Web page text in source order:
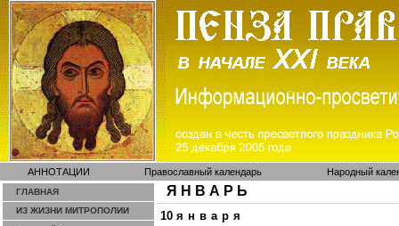
АННОТАЦИИ Православный календарь Народный
ГЛАВНАЯ
ИЗ ЖИЗНИ МИТРОПОЛИИ
Я Н В А Р Ь
10января